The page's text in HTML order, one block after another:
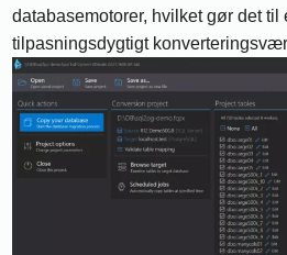
databasemotorer, hvilket gør det til
tilpasningsdygtigt